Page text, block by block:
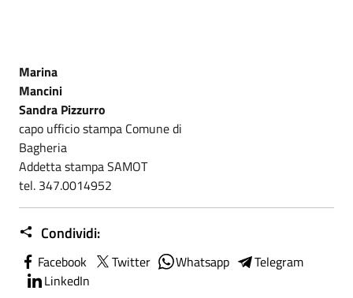
Marina
Sandra Pizzurro
capo ufficio stampa Comune di
Bagheria
Addetta stampa SAMOT
tel. 347.0014952
Condividi:
Facebook Twitter Whatsapp
Telegram
LinkedIn